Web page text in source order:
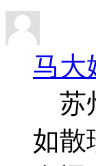
马大
苏
如散